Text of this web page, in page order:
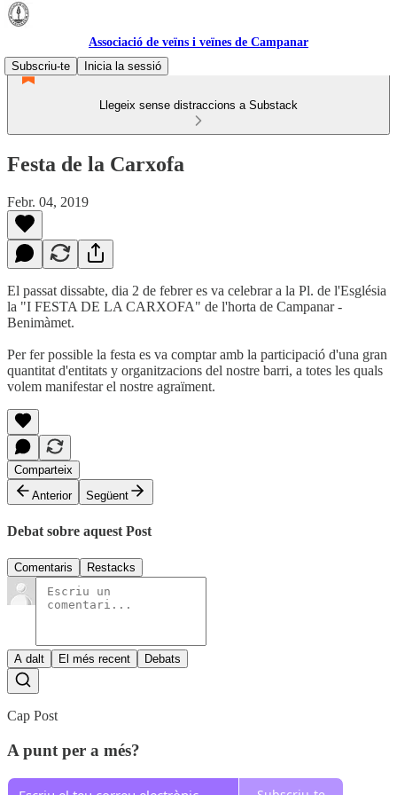
Associació de veïns i veïnes de Campanar
Subscriu-te
Inicia la sessió
Llegeix sense distraccions a Substack
Festa de la Carxofa
Febr. 04, 2019
El passat dissabte, dia 2 de febrer es va celebrar a la Pl. de l'Església
la "I FESTA DE LA CARXOFA" de l'horta de Campanar -
Benimàmet.
Per fer possible la festa es va comptar amb la participació d'una gran
quantitat d'entitats y organitzacions del nostre barri, a totes les quals
volem manifestar el nostre agraïment.
Comparteix
Anterior
Següent
Debat sobre aquest Post
Comentaris Restacks
A dalt El més recent Debats
Cap Post
A punt per a més?